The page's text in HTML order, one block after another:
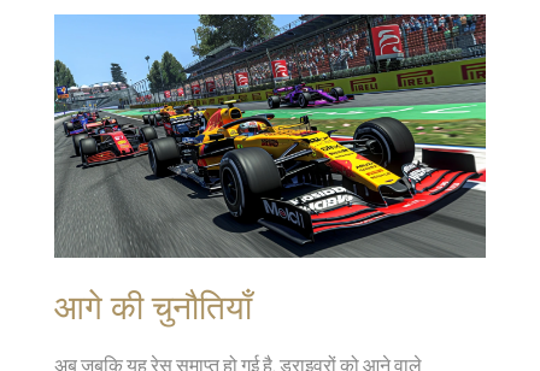
आगे की चुनौतियाँ
अब जबकि यह रेस समाप्त हो गई है, ड्राइवरों को आने वाले